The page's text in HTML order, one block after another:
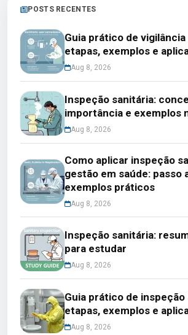
POSTS RECENTES
Guia prático de
etapas, exemplos e
Aug 8, 2026
Inspeção sanitária:
importância e exemplos
Aug 8, 2026
Como aplicar inspeção
gestão em saúde: passo
exemplos práticos
Aug 8, 2026
Inspeção sanitária:
para estudar
Aug 8, 2026
Guia prático de inspeção
etapas, exemplos e
Aug 8, 2026